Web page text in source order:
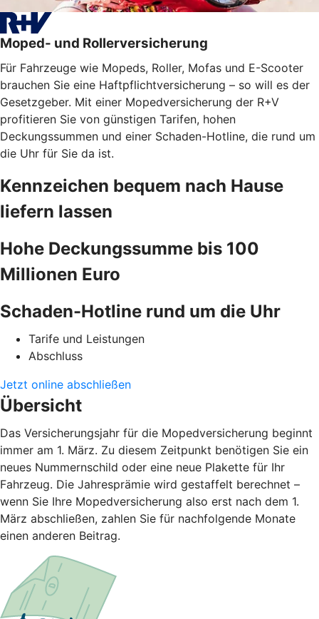
Moped- und Rollerversicherung
Für Fahrzeuge wie Mopeds, Roller, Mofas und E-Scooter
brauchen Sie eine Haftpflichtversicherung – so will es der
Gesetzgeber. Mit einer Mopedversicherung der R+V
profitieren Sie von günstigen Tarifen, hohen
Deckungssummen und einer Schaden-Hotline, die rund um
die Uhr für Sie da ist.
Kennzeichen bequem nach Hause
liefern lassen
Hohe Deckungssumme bis 100
Millionen Euro
Schaden-Hotline rund um die Uhr
Tarife und Leistungen
Abschluss
Jetzt online abschließen
Übersicht
Das Versicherungsjahr für die Mopedversicherung beginnt
immer am 1. März. Zu diesem Zeitpunkt benötigen Sie ein
neues Nummernschild oder eine neue Plakette für Ihr
Fahrzeug. Die Jahresprämie wird gestaffelt berechnet –
wenn Sie Ihre Mopedversicherung also erst nach dem 1.
März abschließen, zahlen Sie für nachfolgende Monate
einen anderen Beitrag.